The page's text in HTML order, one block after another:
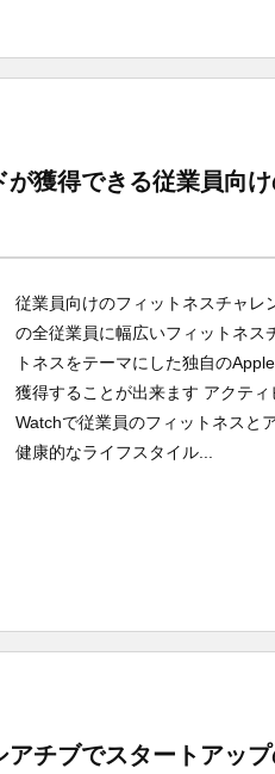
獲得できる従業員向
従業員向けのフィットネスチャレ
の全従業員に幅広いフィットネス
トネスをテーマにした独自の
獲得することが出来ます アクテ
Watchで従業員のフィットネスと
健康的なライフスタイル...
チブでスタートアッ